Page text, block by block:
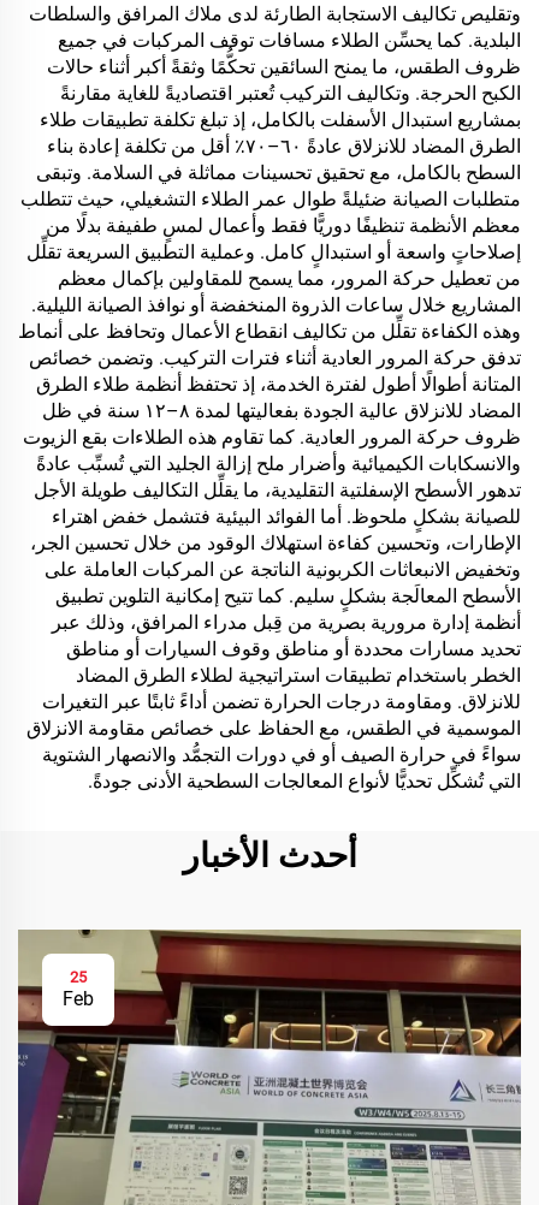
وتقليص تكاليف الاستجابة الطارئة لدى ملاك المرافق والسلطات
البلدية. كما يحسِّن الطلاء مسافات توقف المركبات في جميع
ظروف الطقس، ما يمنح السائقين تحكُّمًا وثقةً أكبر أثناء حالات
الكبح الحرجة. وتكاليف التركيب تُعتبر اقتصاديةً للغاية مقارنةً
بمشاريع استبدال الأسفلت بالكامل، إذ تبلغ تكلفة تطبيقات طلاء
الطرق المضاد للانزلاق عادةً ٦٠–٧٠٪ أقل من تكلفة إعادة بناء
السطح بالكامل، مع تحقيق تحسينات مماثلة في السلامة. وتبقى
متطلبات الصيانة ضئيلةً طوال عمر الطلاء التشغيلي، حيث تتطلب
معظم الأنظمة تنظيفًا دوريًّا فقط وأعمال لمسٍ طفيفة بدلًا من
إصلاحاتٍ واسعة أو استبدالٍ كامل. وعملية التطبيق السريعة تقلِّل
من تعطيل حركة المرور، مما يسمح للمقاولين بإكمال معظم
المشاريع خلال ساعات الذروة المنخفضة أو نوافذ الصيانة الليلية.
وهذه الكفاءة تقلِّل من تكاليف انقطاع الأعمال وتحافظ على أنماط
تدفق حركة المرور العادية أثناء فترات التركيب. وتضمن خصائص
المتانة أطوالًا أطول لفترة الخدمة، إذ تحتفظ أنظمة طلاء الطرق
المضاد للانزلاق عالية الجودة بفعاليتها لمدة ٨–١٢ سنة في ظل
ظروف حركة المرور العادية. كما تقاوم هذه الطلاءات بقع الزيوت
والانسكابات الكيميائية وأضرار ملح إزالة الجليد التي تُسبِّب عادةً
تدهور الأسطح الإسفلتية التقليدية، ما يقلِّل التكاليف طويلة الأجل
للصيانة بشكلٍ ملحوظ. أما الفوائد البيئية فتشمل خفض اهتراء
الإطارات، وتحسين كفاءة استهلاك الوقود من خلال تحسين الجر،
وتخفيض الانبعاثات الكربونية الناتجة عن المركبات العاملة على
الأسطح المعالَجة بشكلٍ سليم. كما تتيح إمكانية التلوين تطبيق
أنظمة إدارة مرورية بصرية من قِبل مدراء المرافق، وذلك عبر
تحديد مسارات محددة أو مناطق وقوف السيارات أو مناطق
الخطر باستخدام تطبيقات استراتيجية لطلاء الطرق المضاد
للانزلاق. ومقاومة درجات الحرارة تضمن أداءً ثابتًا عبر التغيرات
الموسمية في الطقس، مع الحفاظ على خصائص مقاومة الانزلاق
سواءً في حرارة الصيف أو في دورات التجمُّد والانصهار الشتوية
التي تُشكِّل تحديًّا لأنواع المعالجات السطحية الأدنى جودةً.
أحدث الأخبار
25
Feb